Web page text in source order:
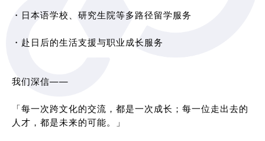
・日本语学校、研究生院等多路径留学服务
・赴日后的生活支援与职业成长服务
我们深信——
「每一次跨文化的交流，都是一次成长；每一位走出去的
人才，都是未来的可能。」